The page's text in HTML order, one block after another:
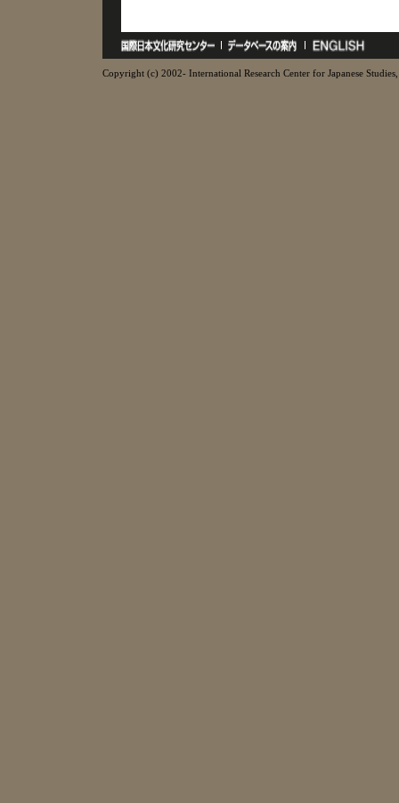
Copyright (c) 2002- International Research Center for Japanese